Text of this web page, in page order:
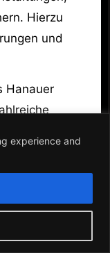
experience and
Hierzu
und
Hanauer
Atmosphäre
das
ist,